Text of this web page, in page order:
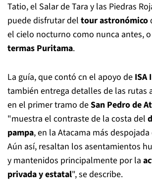
Tatio, el Salar de Tara y las Piedras
puede disfrutar del tour astronómico
el cielo nocturno como nunca antes,
termas Puritama.
La guía, que contó cn el apoyo de ISA
también entrega detalles de las rutas
en el primer tramo deSan Pedro de
"muestra el contraste de la costa del
pampa, en la Atacama más
Aún así, resaltan los asentamientos
y mantenidos principalmente por la
privada y estatal", se describe.